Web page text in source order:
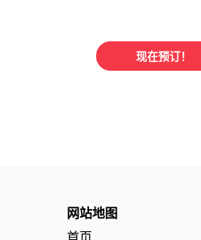
现在预订！
网站地图
首页